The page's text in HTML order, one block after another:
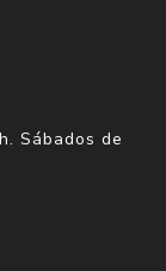
Sábados de